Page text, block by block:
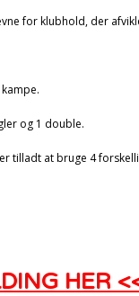
for klubhold, der
og 1 double.
tilladt at bruge 4
HER